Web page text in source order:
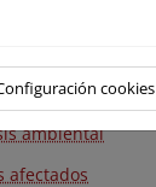
ambiental
ambiental
afectados
cookies